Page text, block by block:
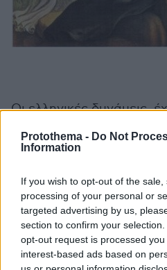
Protothema - Do Not
Information
If you wish to opt-out of the
processing of your personal or
targeted advertising by us,
section to confirm your
opt-out request is processed
interest-based ads based on
Οι ελληνικές δυνάμεις,
απώλειες,
τακτικός στρατός, οι
ο Γιατράκος και άλλοι
άλλη μέρα στο χωριό του
φυσική οχυρή θέση για
τουρκικής φρουράς της
συνάντησαν τον παλιό